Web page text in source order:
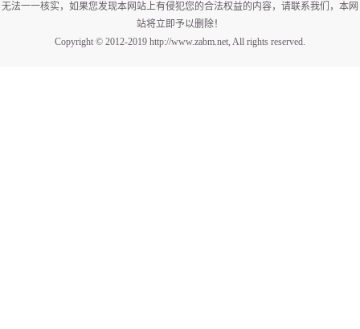
无法一一核实，如果您发现本网站上有侵犯您的合法权益的内容，请联系我们，本网
站将立即予以删除！
Copyright © 2012-2019 http://www.zabm.net, All rights reserved.